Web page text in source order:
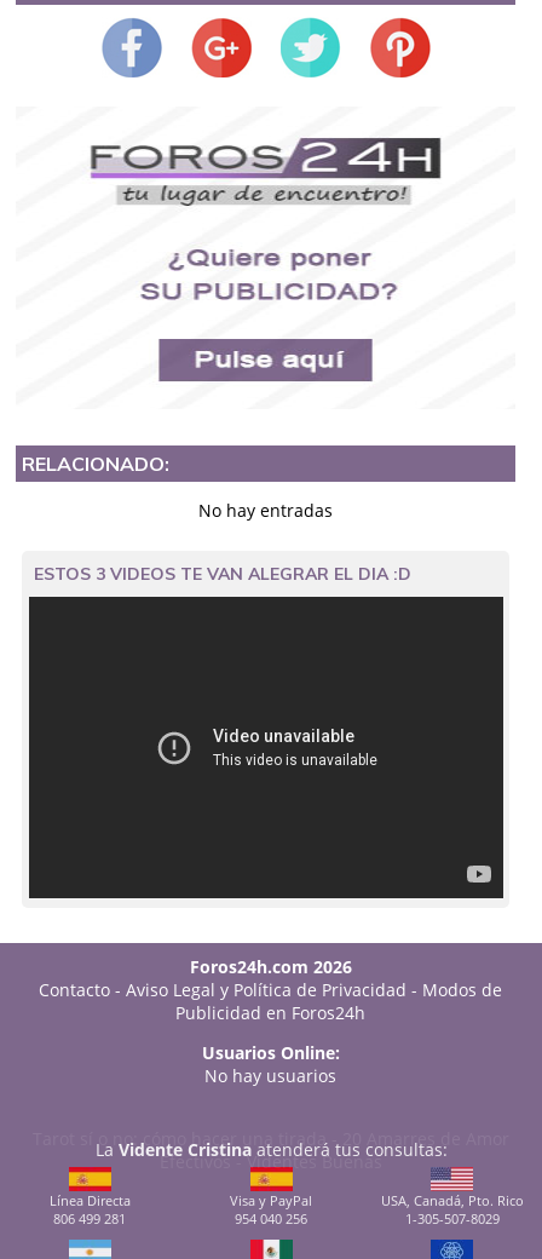
RELACIONADO:
No hay entradas
ESTOS 3 VIDEOS TE VAN ALEGRAR EL DIA :D
Foros24h.com 2026
Contacto -Aviso Legal y Política de Privacidad - Modos de
Publicidad en Foros24h
Usuarios Online:
No hay usuarios
Tarot sí o no: cómo hacer una tirada-
20 Amarres de Amor
Efectivos-Videntes Buenas
La Vidente Cristinaatenderá tus consultas:
Línea Directa
806 499 281
Visa y PayPal
954 040 256
USA, Canadá, Pto. Rico
1-305-507-8029